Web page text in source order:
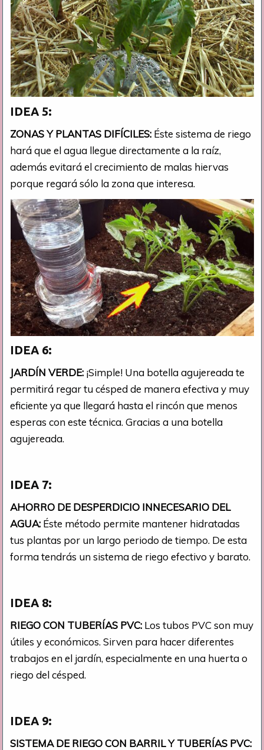
IDEA 5:
ZONAS Y PLANTAS DIFÍCILES: Éste sistema de riego
hará que el agua llegue directamente a la raíz,
además evitará el crecimiento de malas hiervas
porque regará sólo la zona que interesa.
IDEA 6:
JARDÍN VERDE: ¡Simple! Una botella agujereada te
permitirá regar tu césped de manera efectiva y muy
eficiente ya que llegará hasta el rincón que menos
esperas con este técnica. Gracias a una botella
agujereada.
IDEA 7:
AHORRO DE DESPERDICIO INNECESARIO DEL
AGUA: Éste método permite mantener hidratadas
tus plantas por un largo periodo de tiempo. De esta
forma tendrás un sistema de riego efectivo y barato.
IDEA 8:
RIEGO CON TUBERÍAS PVC: Los tubos PVC son muy
útiles y económicos. Sirven para hacer diferentes
trabajos en el jardín, especialmente en una huerta o
riego del césped.
IDEA 9:
SISTEMA DE RIEGO CON BARRIL Y TUBERÍAS PVC: